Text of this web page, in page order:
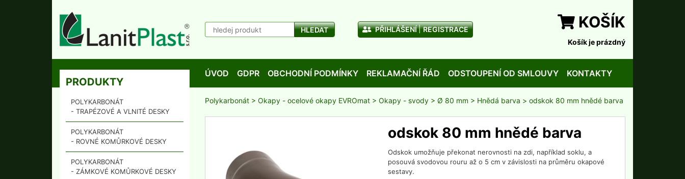
HLEDAT PŘIHLÁŠENÍ REGISTRACE KOŠÍK
Košík je prázdný
ÚVOD GDPR OBCHODNÍ PODMÍNKY REKLAMAČNÍ ŘÁD ODSTOUPENÍ OD SMLOUVY KONTAKTY
PRODUKTY
POLYKARBONÁT
- TRAPÉZOVÉ A VLNITÉ DESKY
POLYKARBONÁT
- ROVNÉ KOMŮRKOVÉ DESKY
POLYKARBONÁT
- ZÁMKOVÉ KOMŮRKOVÉ DESKY
Polykarbonát > Okapy - ocelové okapy EVROmat > Okapy - svody > Ø 80 mm > Hnědá barva > odskok 80 mm hnědé barva
odskok 80 mm hnědé barva
Odskok umožňuje překonat nerovnosti na zdi, například soklu, a
posouvá svodovou rouru až o 5 cm v závislosti na průměru okapové
sestavy.